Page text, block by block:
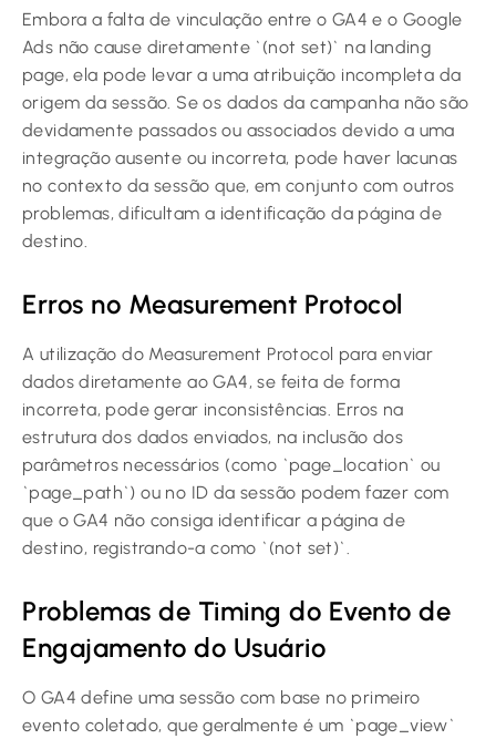
Embora a falta de vinculação entre o GA4 e o Google
Ads não cause diretamente `(not set)` na landing
page, ela pode levar a uma atribuição incompleta da
origem da sessão. Se os dados da campanha não são
devidamente passados ou associados devido a uma
integração ausente ou incorreta, pode haver lacunas
no contexto da sessão que, em conjunto com outros
problemas, dificultam a identificação da página de
destino.
Erros no Measurement Protocol
A utilização do Measurement Protocol para enviar
dados diretamente ao GA4, se feita de forma
incorreta, pode gerar inconsistências. Erros na
estrutura dos dados enviados, na inclusão dos
parâmetros necessários (como `page_location` ou
`page_path`) ou no ID da sessão podem fazer com
que o GA4 não consiga identificar a página de
destino, registrando-a como `(not set)`.
Problemas de Timing do Evento de
Engajamento do Usuário
O GA4 define uma sessão com base no primeiro
evento coletado, que geralmente é um `page_view`